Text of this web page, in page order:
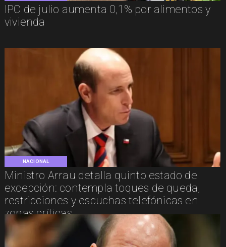
IPC de julio aumenta 0,1% por alimentos y
vivienda
NACIONAL
Ministro Arrau detalla quinto estado de
excepción: contempla toques de queda,
restricciones y escuchas telefónicas en
zonas críticas